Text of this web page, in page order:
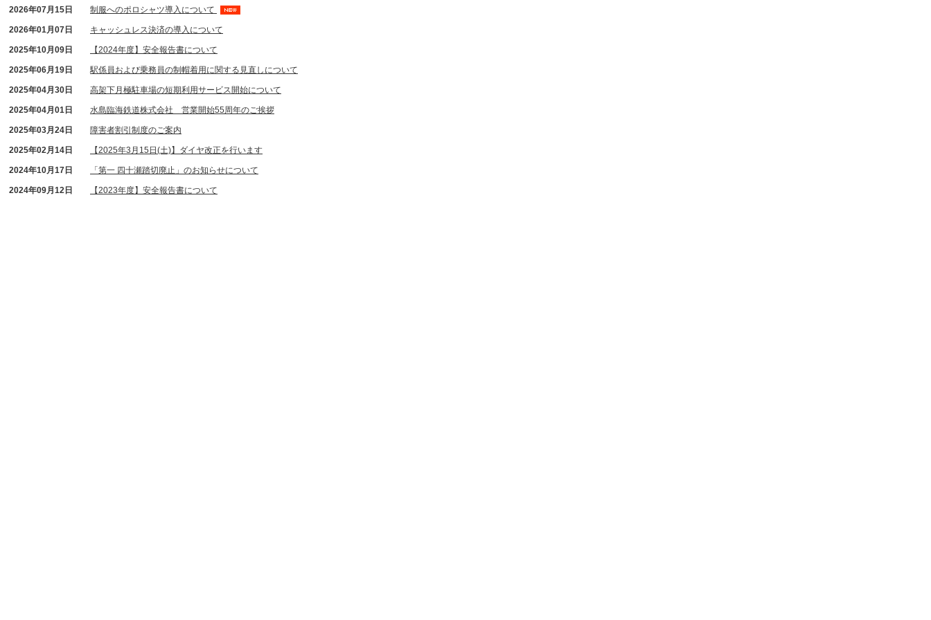
2026年07月15日 制服へのポロシャツ導入について
2026年01月07日 キャッシュレス決済の導入について
2025年10月09日 【2024年度】安全報告書について
2025年06月19日 駅係員および乗務員の制帽着用に関する見直しについて
2025年04月30日 高架下月極駐車場の短期利用サービス開始について
2025年04月01日 水島臨海鉄道株式会社 営業開始55周年のご挨拶
2025年03月24日 障害者割引制度のご案内
2025年02月14日 【2025年3月15日(土)】ダイヤ改正を行います
2024年10月17日 「第一 四十瀬踏切廃止」のお知らせについて
2024年09月12日 【2023年度】安全報告書について